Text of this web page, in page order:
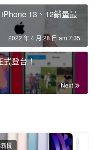
13、12銷量最
2022 年 4 月 28 日 am 7:35
登台！
Next
聞